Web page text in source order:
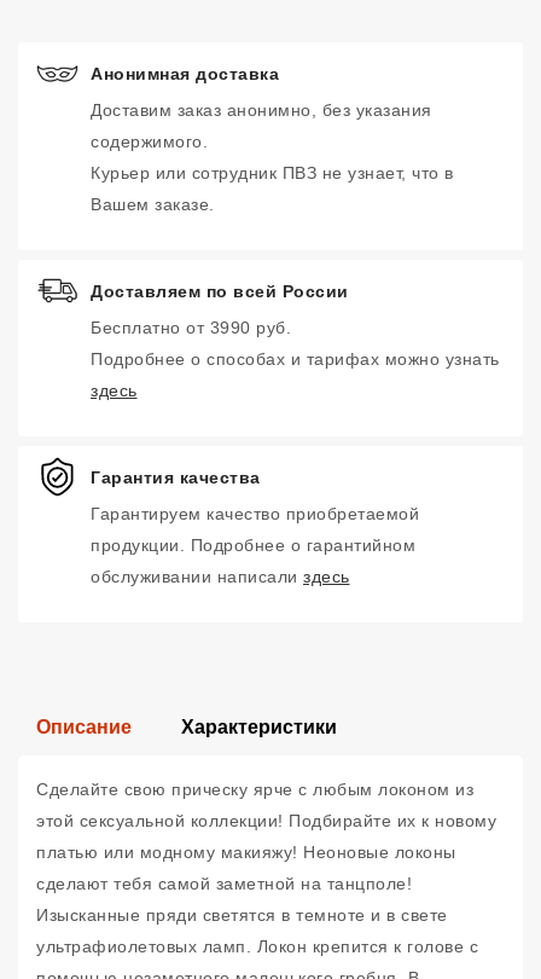
Анонимная доставка
Доставим заказ анонимно, без указания
содержимого.
Курьер или сотрудник ПВЗ не узнает, что в
Вашем заказе.
Доставляем по всей России
Бесплатно от 3990 руб.
Подробнее о способах и тарифах можно узнать
здесь
Гарантия качества
Гарантируем качество приобретаемой
продукции. Подробнее о гарантийном
обслуживании написали здесь
Описание Характеристики
Сделайте свою прическу ярче с любым локоном из
этой сексуальной коллекции! Подбирайте их к новому
платью или модному макияжу! Неоновые локоны
сделают тебя самой заметной на танцполе!
Изысканные пряди светятся в темноте и в свете
ультрафиолетовых ламп. Локон крепится к голове с